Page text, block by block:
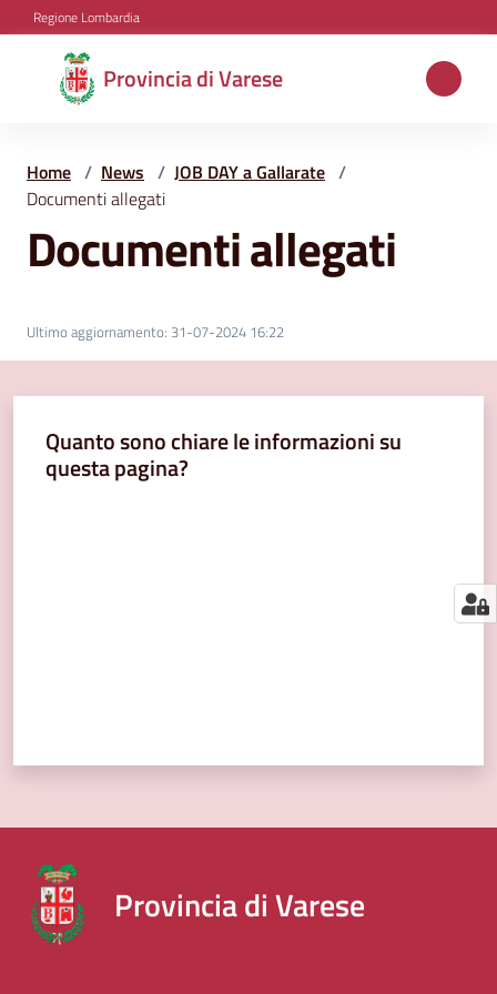
Vai al contenuto
Vai alla navigazione
Vai al footer
Regione Lombardia
Provincia di Varese
Provincia
di
Aree
tematiche
Amministrazione
Servizi
Home / News / JOB DAY a Gallarate /
Documenti allegati
Documenti allegati
Ultimo aggiornamento: 31-07-2024 16:22
Quanto sono chiare le informazioni su
questa pagina?
Provincia di Varese